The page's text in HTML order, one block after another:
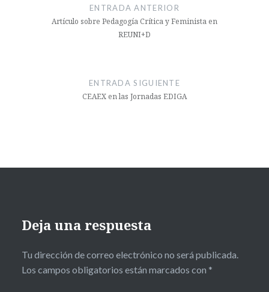
entradas
ENTRADA ANTERIOR
Artículo sobre Pedagogía Crítica y Feminista en
REUNI+D
ENTRADA SIGUIENTE
CEAEX en las Jornadas EDIGA
Deja una respuesta
Tu dirección de correo electrónico no será publicada.
Los campos obligatorios están marcados con *